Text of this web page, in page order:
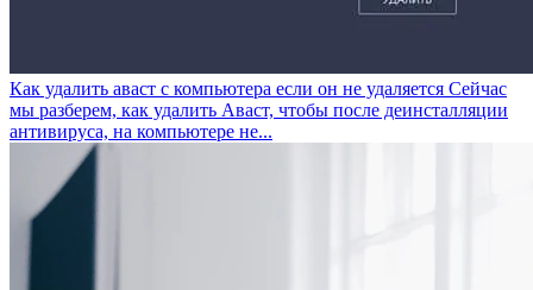
Как удалить аваст с компьютера если он не удаляется Сейчас
мы разберем, как удалить Аваст, чтобы после деинсталляции
антивируса, на компьютере не...